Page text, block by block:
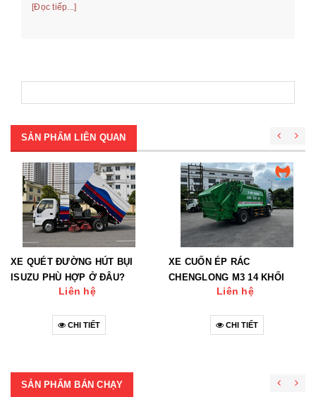
và cách chọn xe phù ...
[Đọc tiếp...]
SẢN PHẨM LIÊN QUAN
XE QUÉT ĐƯỜNG HÚT BỤI
ISUZU PHÙ HỢP Ở ĐÂU?
Liên hệ
CHI TIẾT
XE CUỐN ÉP RÁC
CHENGLONG M3 14 KHỐI
Liên hệ
CHI TIẾT
SẢN PHẨM BÁN CHẠY